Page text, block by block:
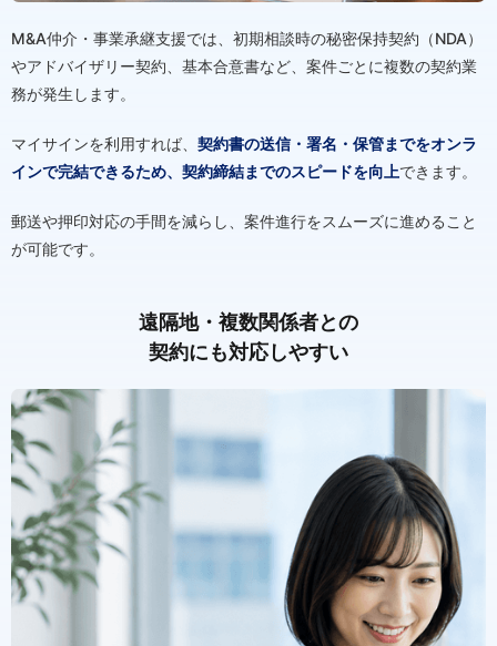
M&A仲介・事業承継支援では、初期相談時の秘密保持契約（NDA）
やアドバイザリー契約、基本合意書など、案件ごとに複数の契約業
務が発生します。
マイサインを利用すれば、 契約書の送信・署名・保管までをオンラ
インで完結できるため、契約締結までのスピードを向上できます。
郵送や押印対応の手間を減らし、案件進行をスムーズに進めること
が可能です。
遠隔地・複数関係者との
契約にも対応しやすい